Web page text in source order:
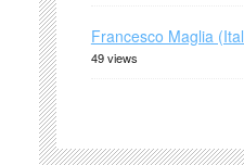
Francesco Maglia
49 views